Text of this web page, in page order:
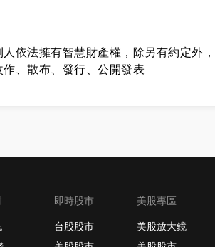
依法擁有智慧財產權，除另有約定外，
、散布、發行、公開發表
即時股市
台股股市
美股專區
美股放大鏡